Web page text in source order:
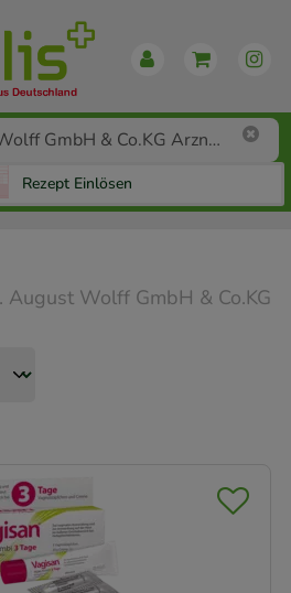
Rezept Einlösen
August Wolff GmbH & Co.KG